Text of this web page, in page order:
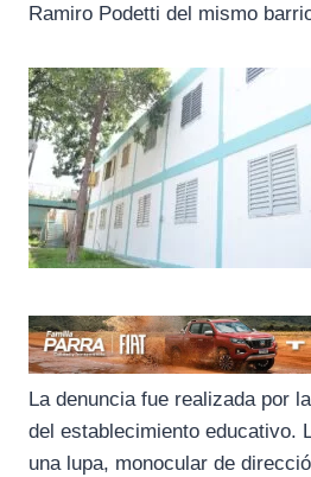
Ramiro Podetti del mismo
La denuncia fue realizada por
del establecimiento educativo.
una lupa, monocular de